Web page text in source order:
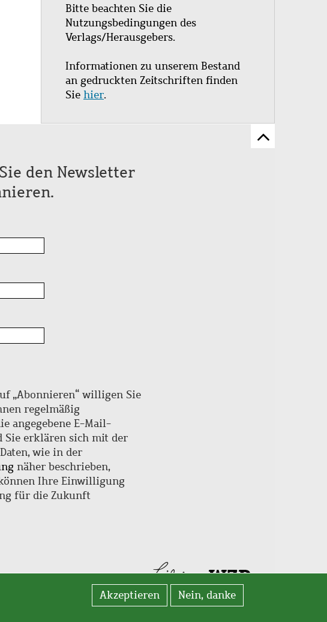
Bitte beachten Sie die
Nutzungsbedingungen des
Verlags/Herausgebers.
Informationen zu unserem Bestand
an gedruckten Zeitschriften finden
Sie hier.
Zum
den Newsletter
„Abonnieren“ willigen Sie
regelmäßig
angegebene E-Mail-
Sie erklären sich mit der
wie in der
näher beschrieben,
Ihre Einwilligung
für die Zukunft
Akzeptieren Nein, danke